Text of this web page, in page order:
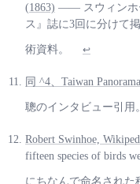
(1863) —— スウィンホ
ス』誌に3回に分けて
術資料。 ↩
同 ^4、Taiwan
聰のインタビュー引用。
Robert Swinhoe,
fifteen species of birds
にちなんで命名された